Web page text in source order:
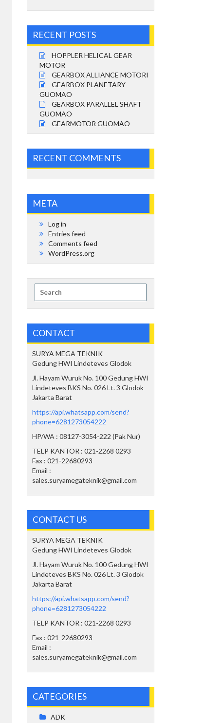
RECENT POSTS
HOPPLER HELICAL GEAR
MOTOR
GEARBOX ALLIANCE MOTORI
GEARBOX PLANETARY
GUOMAO
GEARBOX PARALLEL SHAFT
GUOMAO
GEARMOTOR GUOMAO
RECENT COMMENTS
META
Log in
Entries feed
Comments feed
WordPress.org
for:
CONTACT
SURYA MEGA TEKNIK
Gedung HWI Lindeteves Glodok
Jl. Hayam Wuruk No. 100 Gedung HWI
Lindeteves BKS No. 026 Lt. 3 Glodok
Jakarta Barat
https://api.whatsapp.com/send?
phone=6281273054222
HP/WA : 08127-3054-222 (Pak Nur)
TELP KANTOR : 021-2268 0293
Fax : 021-22680293
Email :
sales.suryamegateknik@gmail.com
CONTACT US
SURYA MEGA TEKNIK
Gedung HWI Lindeteves Glodok
Jl. Hayam Wuruk No. 100 Gedung HWI
Lindeteves BKS No. 026 Lt. 3 Glodok
Jakarta Barat
https://api.whatsapp.com/send?
phone=6281273054222
TELP KANTOR : 021-2268 0293
Fax : 021-22680293
Email :
sales.suryamegateknik@gmail.com
CATEGORIES
ADK